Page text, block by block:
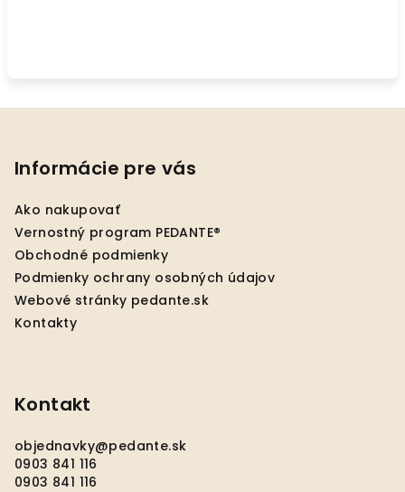
Informácie pre vás
Ako nakupovať
Vernostný program PEDANTE®
Obchodné podmienky
Podmienky ochrany osobných údajov
Webové stránky pedante.sk
Kontakty
Kontakt
objednavky@pedante.sk
0903 841 116
0903 841 116